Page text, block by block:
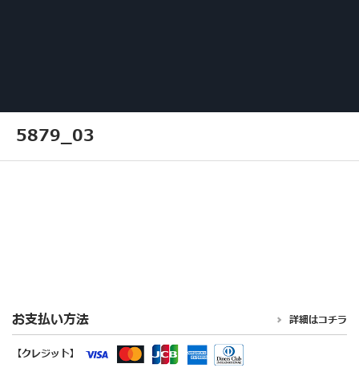
5879_03
お支払い方法 詳細はコチラ
【クレジット】